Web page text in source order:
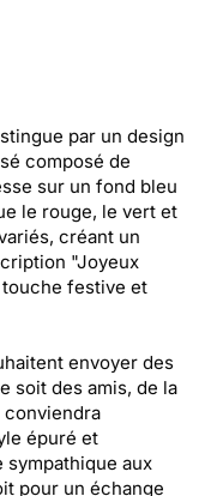
par un design
composé de
sur un fond bleu
le rouge, le vert et
créant un
"Joyeux
festive et
envoyer des
soit des amis, de la
épuré et
aux
pour un échange